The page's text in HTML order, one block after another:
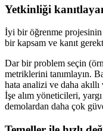
Yetkinliği
İyi bir öğrenme
bir kapsam ve kanıt
Dar bir problem seçin
metriklerini tanımlayın.
hata analizi ve daha
İşe alım yöneticileri,
demolardan daha çok